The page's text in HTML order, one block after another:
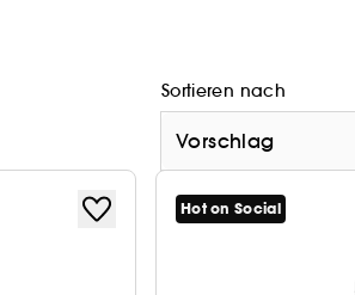
Sortieren nach
Vorschlag
Hot on Social